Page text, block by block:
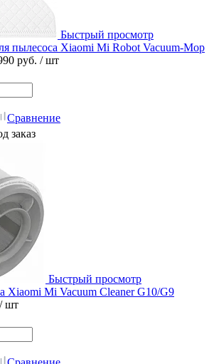
Быстрый просмотр
пылесоса Xiaomi Mi Robot Vacuum-Mop
руб. / шт
Сравнение
заказ
Быстрый просмотр
Xiaomi Mi Vacuum Cleaner G10/G9
/ шт